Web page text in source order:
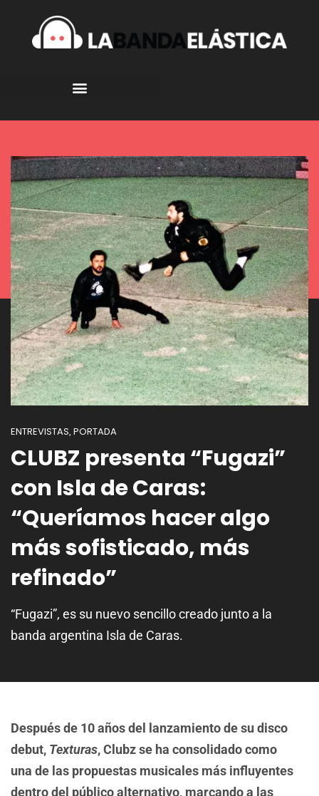
ENTREVISTAS, PORTADA
CLUBZ presenta “Fugazi”
con Isla de Caras:
“Queríamos hacer algo
más sofisticado, más
refinado”
“Fugazi”, es su nuevo sencillo creado junto a la
banda argentina Isla de Caras.
Después de 10 años del lanzamiento de su disco
debut, Texturas, Clubz se ha consolidado como
una de las propuestas musicales más influyentes
dentro del público alternativo, marcando a las